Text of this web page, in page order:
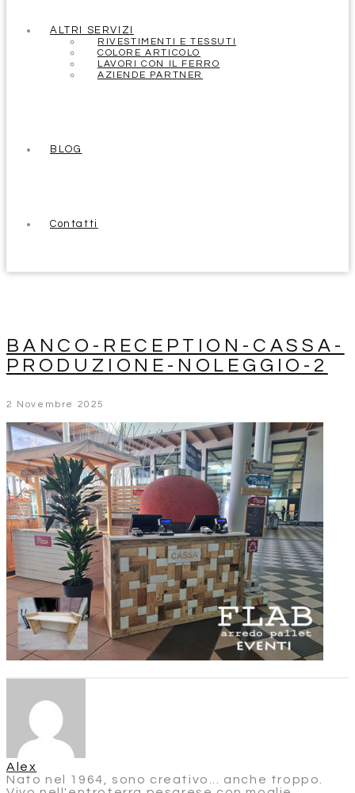
ALTRI SERVIZI
RIVESTIMENTI E TESSUTI
COLORE ARTICOLO
LAVORI CON IL FERRO
AZIENDE PARTNER
BLOG
Contatti
BANCO-RECEPTION-CASSA-
PRODUZIONE-NOLEGGIO-2
2 Novembre 2025
Alex
Nato nel 1964, sono creativo... anche troppo.